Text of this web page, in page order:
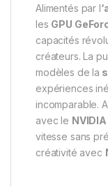
Alimentés par l
les GPU
capacités
créateurs. La
modèles de la
expériences
incomparable.
avec le
vitesse sans
créativité avec